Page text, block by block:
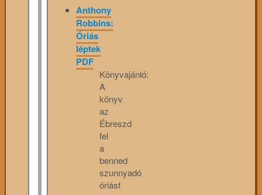
Anthony
Robbins:
Óriás
léptek
PDF
Könyvajánló:
A
könyv
az
Ébreszd
fel
a
benned
szunnyadó
óriást